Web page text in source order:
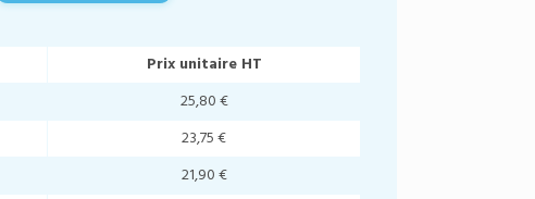
Prix unitaire HT
25,80 €
23,75 €
21,90 €